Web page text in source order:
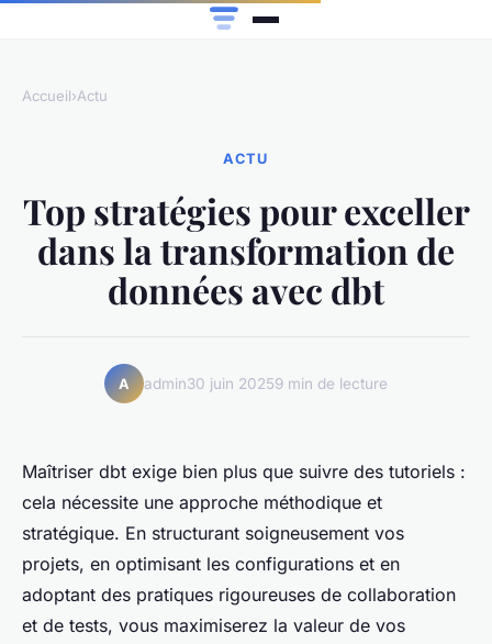
Accueil›Actu
ACTU
Top stratégies pour exceller
dans la transformation de
données avec dbt
A admin30 juin 20259 min de lecture
Maîtriser dbt exige bien plus que suivre des tutoriels :
cela nécessite une approche méthodique et
stratégique. En structurant soigneusement vos
projets, en optimisant les configurations et en
adoptant des pratiques rigoureuses de collaboration
et de tests, vous maximiserez la valeur de vos